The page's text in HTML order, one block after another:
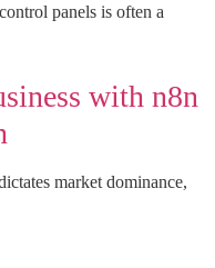
panels is often a
with n8n
market dominance,